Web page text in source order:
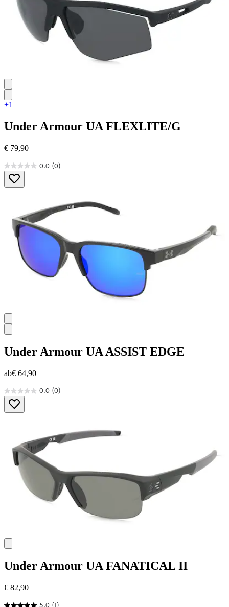
+1
Under Armour UA FLEXLITE/G
€ 79,90
0.0 (0)
0.0
von
5
Under Armour UA ASSIST EDGE
ab€ 64,90
0.0 (0)
0.0
von
5
Under Armour UA FANATICAL II
€ 82,90
5.0 (1)